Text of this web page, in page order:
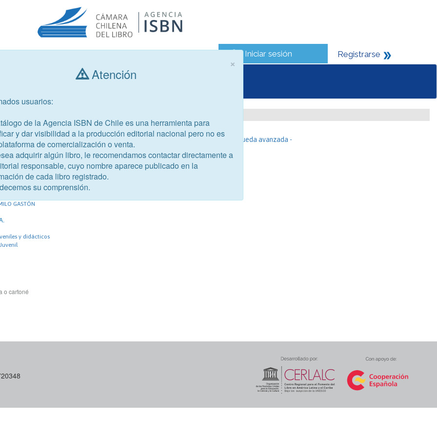
Iniciar sesión Registrarse
Consultar libros
- Búsqueda avanzada -
GASTÓN
y didácticos
o cartoné
×
Atención
usuarios:
de la Agencia ISBN de Chile es una herramienta para
y dar visibilidad a la producción editorial nacional pero no es
de comercialización o venta.
adquirir algún libro, le recomendamos contactar directamente a
responsable, cuyo nombre aparece publicado en la
de cada libro registrado.
su comprensión.